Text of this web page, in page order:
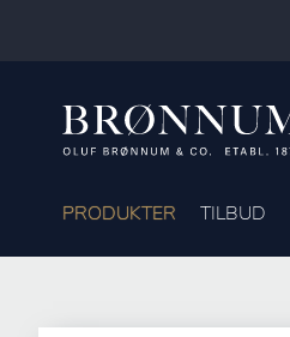
PRODUKTER TILBUD